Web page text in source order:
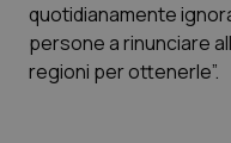
Calabria
Campania
Asma & BPCO
Car-T
quotidianamente
persone a rinunciare
regioni per ottenerle”.